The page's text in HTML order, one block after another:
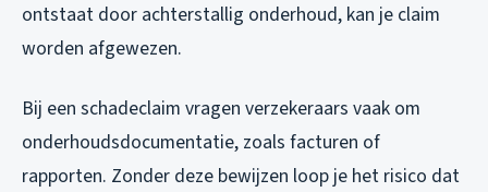
ontstaat door achterstallig onderhoud, kan je claim
worden afgewezen.
Bij een schadeclaim vragen verzekeraars vaak om
onderhoudsdocumentatie, zoals facturen of
rapporten. Zonder deze bewijzen loop je het risico dat